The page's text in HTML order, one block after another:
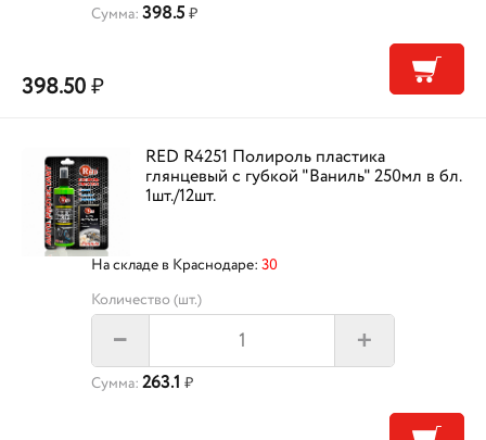
Сумма: 398.5 ₽
398.50₽
RED R4251 Полироль пластика
глянцевый с губкой "Ваниль" 250мл в бл.
1шт./12шт.
На складе в Краснодаре: 30
Количество (шт.)
– +
Сумма: 263.1 ₽